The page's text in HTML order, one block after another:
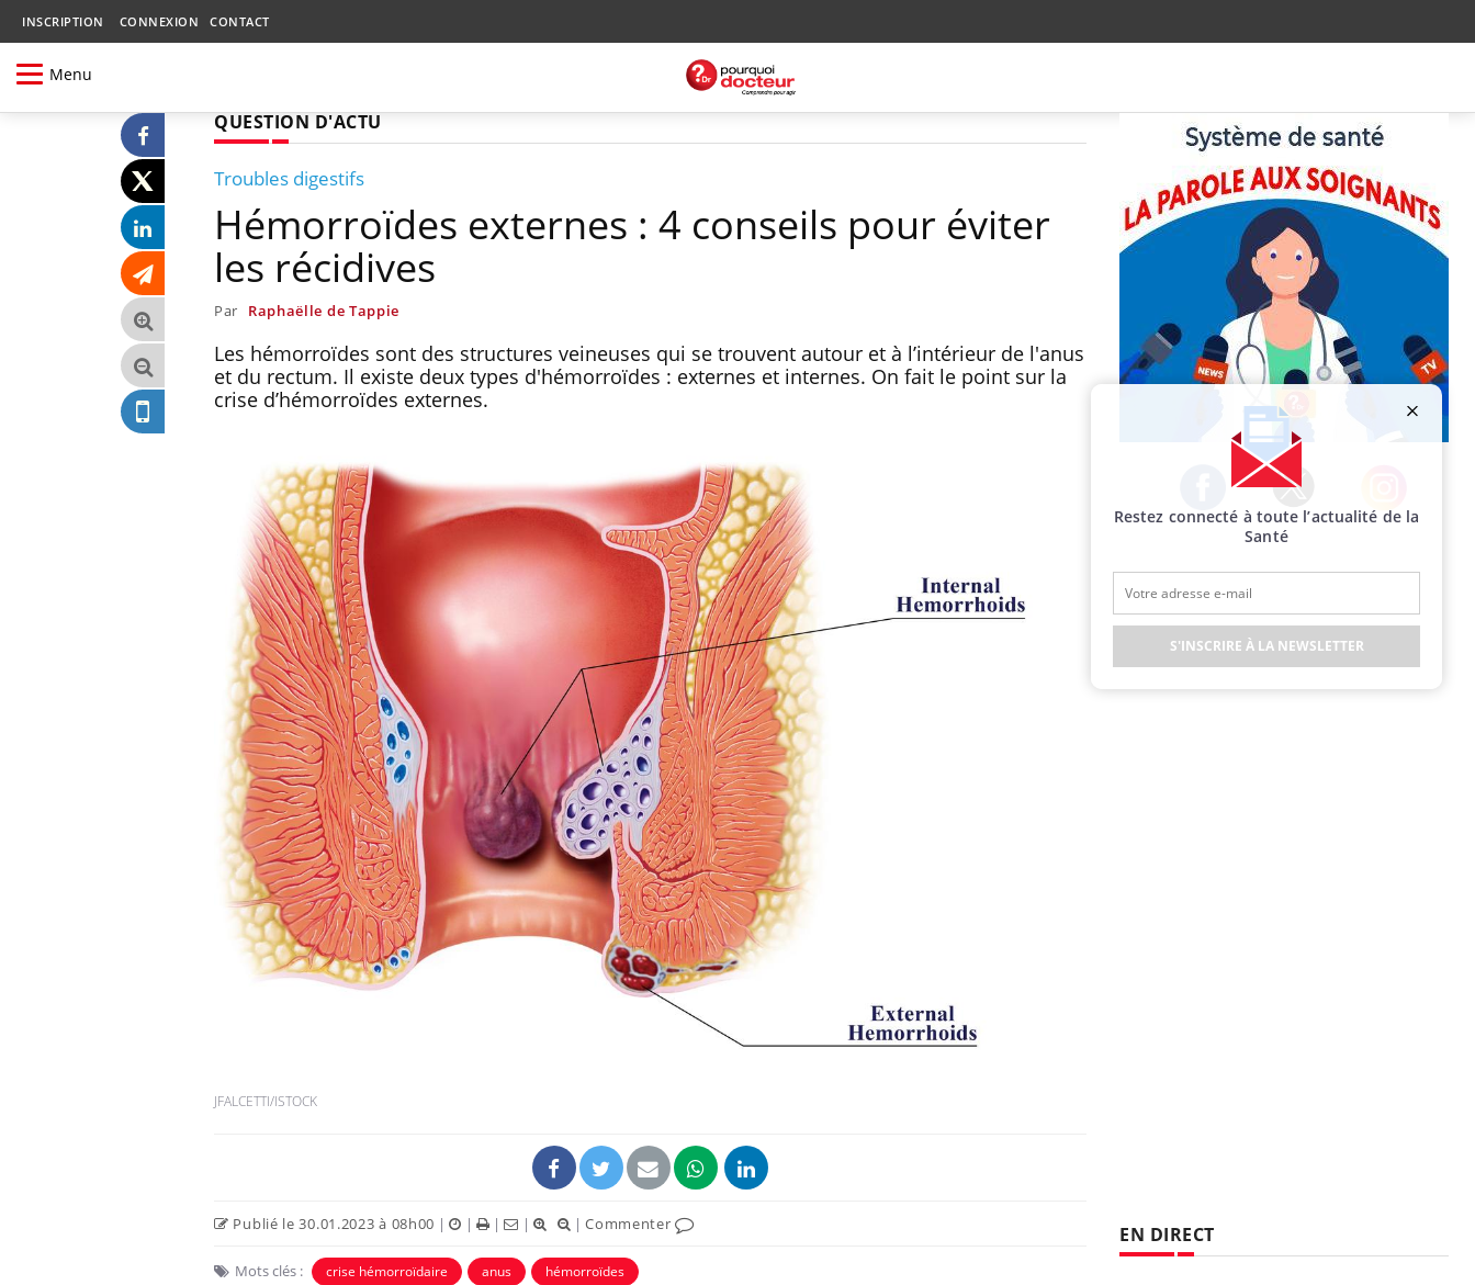
INSCRIPTION CONNEXION CONTACT
Menu
QUESTION D'ACTU
Troubles digestifs
Hémorroïdes externes : 4 conseils pour éviter
les récidives
Par Raphaëlle de Tappie
Les hémorroïdes sont des structures veineuses qui se trouvent autour et à l’intérieur de l'anus
et du rectum. Il existe deux types d'hémorroïdes : externes et internes. On fait le point sur la
crise d’hémorroïdes externes.
JFALCETTI/ISTOCK
Publié le 30.01.2023 à 08h00 | | | | |Commenter
Mots clés : crise hémorroïdaire anus hémorroïdes
Facebook Twitter Instagram
EN DIRECT
Restez connecté à toute l’actualité de la
Santé
S'INSCRIRE À LA NEWSLETTER